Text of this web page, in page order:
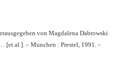
von Magdalena Dabrowski
[et al.]. – Munchen : Prestel, 1991. –